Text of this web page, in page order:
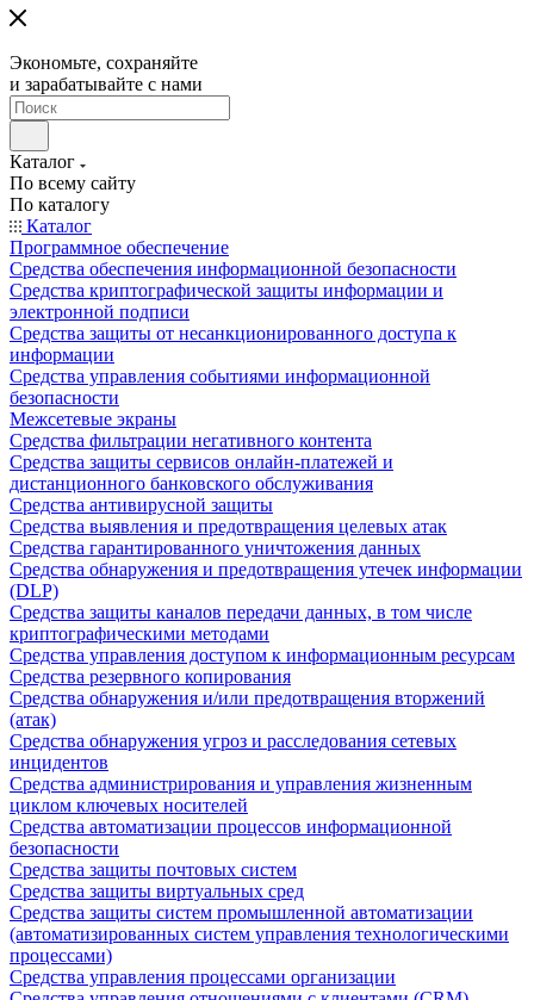
Экономьте, сохраняйте
и зарабатывайте с нами
Каталог
По всему сайту
По каталогу
Каталог
Программное обеспечение
Средства обеспечения информационной безопасности
Средства криптографической защиты информации и
электронной подписи
Средства защиты от несанкционированного доступа к
информации
Средства управления событиями информационной
безопасности
Межсетевые экраны
Средства фильтрации негативного контента
Средства защиты сервисов онлайн-платежей и
дистанционного банковского обслуживания
Средства антивирусной защиты
Средства выявления и предотвращения целевых атак
Средства гарантированного уничтожения данных
Средства обнаружения и предотвращения утечек информации
(DLP)
Средства защиты каналов передачи данных, в том числе
криптографическими методами
Средства управления доступом к информационным ресурсам
Средства резервного копирования
Средства обнаружения и/или предотвращения вторжений
(атак)
Средства обнаружения угроз и расследования сетевых
инцидентов
Средства администрирования и управления жизненным
циклом ключевых носителей
Средства автоматизации процессов информационной
безопасности
Средства защиты почтовых систем
Средства защиты виртуальных сред
Средства защиты систем промышленной автоматизации
(автоматизированных систем управления технологическими
процессами)
Средства управления процессами организации